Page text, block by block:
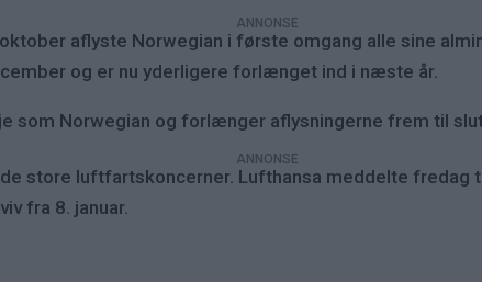
aflyste Norwegian i første omgang alle sine
og er nu yderligere forlænget ind i næste år.
som Norwegian og forlænger aflysningerne frem til
store luftfartskoncerner. Lufthansa meddelte fredag
fra 8. januar.